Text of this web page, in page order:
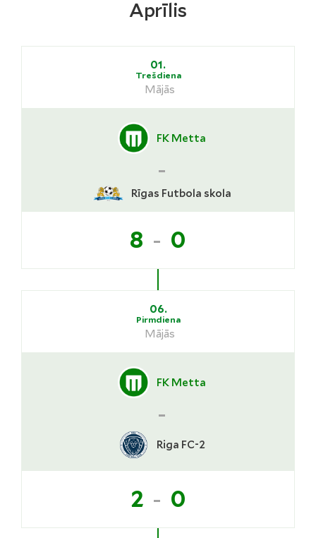
Aprīlis
01.
Trešdiena
Mājās
FK Metta
-
Rīgas Futbola skola
8 - 0
06.
Pirmdiena
Mājās
FK Metta
-
Riga FC-2
2 - 0